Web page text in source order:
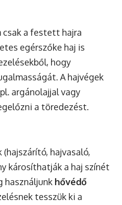
csak a festett hajra
egérszőke haj is
hogy
A hajvégek
argánolajjal vagy
a töredezést.
hajvasaló,
károsíthatják a haj színét
használjunk hővédő
tesszük ki a